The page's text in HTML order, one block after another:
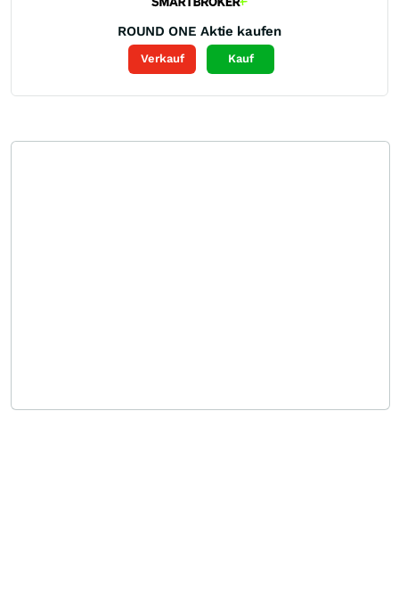
ROUND ONE Aktie kaufen
Verkauf Kauf